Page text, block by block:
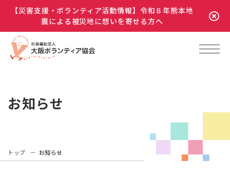
【災害支援・ボランティア活動情報】令和８年熊本地
震による被災地に想いを寄せる方へ
お知らせ
トップ お知らせ